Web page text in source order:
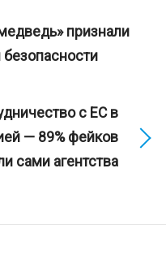
признали
безопасности
с ЕС в
— 89% фейков
сами агентства